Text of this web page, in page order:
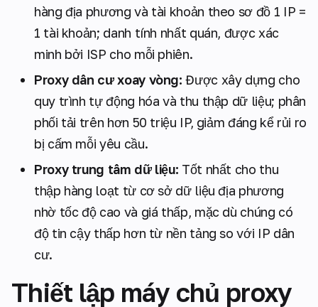
hàng địa phương và tài khoản theo sơ đồ 1 IP =
1 tài khoản; danh tính nhất quán, được xác
minh bởi ISP cho mỗi phiên.
Proxy dân cư xoay vòng: Được xây dựng cho
quy trình tự động hóa và thu thập dữ liệu; phân
phối tải trên hơn 50 triệu IP, giảm đáng kể rủi ro
bị cấm mỗi yêu cầu.
Proxy trung tâm dữ liệu: Tốt nhất cho thu
thập hàng loạt từ cơ sở dữ liệu địa phương
nhờ tốc độ cao và giá thấp, mặc dù chúng có
độ tin cậy thấp hơn từ nền tảng so với IP dân
cư.
Thiết lập máy chủ proxy